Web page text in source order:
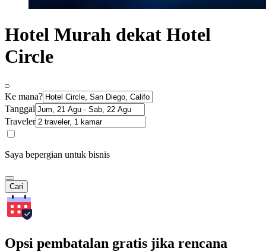
Hotel Murah dekat Hotel
Circle
Ke mana?
Tanggal
Traveler
Saya bepergian untuk bisnis
Cari
Opsi pembatalan gratis jika rencana